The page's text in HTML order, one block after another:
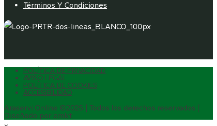
Términos Y Condiciones
POLÍTICA DE PRIVACIDAD
AVISO LEGAL
POLÍTICA DE COOKIES
ACCESIBILIDAD
Araservi Online ©2025 | Todos los derechos reservados |
Diseñado por emkt